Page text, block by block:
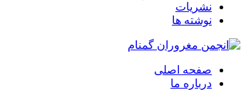
نشریات
نوشته ها
صفحه اصلی
درباره ما